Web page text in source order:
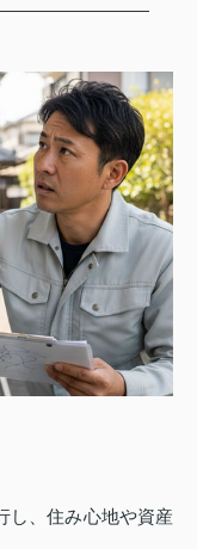
し、住み心地や資産